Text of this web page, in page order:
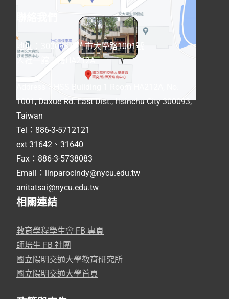
地址：300093新竹市大學路1001號
人社一館二樓HA212A
1001, Daxue Rd. East Dist., Hsinchu City 300093,
Taiwan
Tel：886-3-5712121
ext 31642、31640
Fax：886-3-5738083
Email：linparocindy@nycu.edu.tw
anitatsai@nycu.edu.tw
相關連結
教育學程學生會 FB 專頁
師培生 FB 社團
國立陽明交通大學教育研究所
國立陽明交通大學首頁